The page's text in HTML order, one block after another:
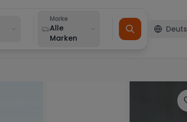
Marke
Alle
Marken